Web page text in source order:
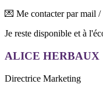
💌 Me contacter par mail /
Je reste disponible et à
ALICE HERBAUX
Directrice Marketing